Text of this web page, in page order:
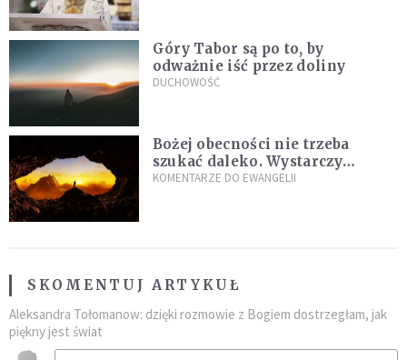
Góry Tabor są po to, by
odważnie iść przez doliny
DUCHOWOŚĆ
Bożej obecności nie trzeba
szukać daleko. Wystarczy
nauczyć się słuchać
KOMENTARZE DO EWANGELII
SKOMENTUJ ARTYKUŁ
Aleksandra Tołomanow: dzięki rozmowie z Bogiem dostrzegłam, jak
piękny jest świat